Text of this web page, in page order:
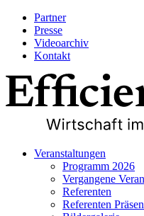
Partner
Presse
Videoarchiv
Kontakt
Veranstaltungen
Programm 2026
Vergangene
Referenten
Referenten